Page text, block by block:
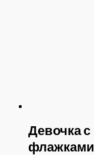
Девочка с
флажками